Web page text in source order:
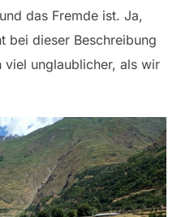
das Fremde ist. Ja,
bei dieser Beschreibung
viel unglaublicher, als wir